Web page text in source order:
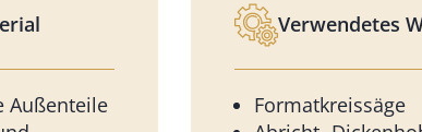
Außenteile
Verwendetes
Formatkreissäge